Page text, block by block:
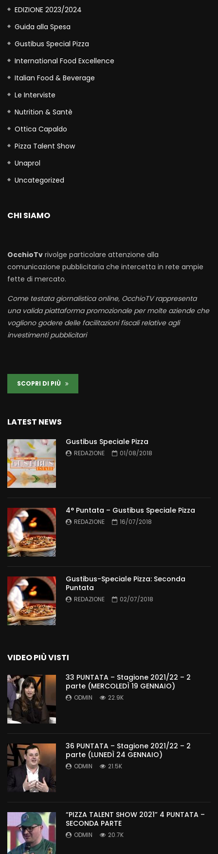
EDIZIONE 2023/2024
Guida alla Spesa
Gustibus Special Pizza
International Food Excellence
Italian Food & Beverage
Le Interviste
Nutrition & Santè
Ottica Capaldo
Pizza Talent Show
Unaprol
Uncategorized
CHI SIAMO
OcchioTv rivolge particolare attenzione alla
comunicazione pubblicitaria che intercetta in rete ampie
fette di mercato.
Come testata giornalistica online, OcchioTV rappresenta
una valida piattaforma promozionale per molte aziende che
vogliono godere delle facilitazioni fiscali relative agli
investimenti pubblicitari
SCOPRI DI PIÙ
LATEST NEWS
Gustibus Speciale Pizza
REDAZIONE 01/08/2018
4° Puntata – Gustibus Speciale Pizza
REDAZIONE 16/07/2018
Gustibus-Speciale Pizza: Seconda
Puntata
REDAZIONE 02/07/2018
VIDEO PIÙ VISTI
33 PUNTATA – Stagione 2021/22 – 2
parte (MERCOLEDÌ 19 GENNAIO)
ODMIN 22.9K
36 PUNTATA – Stagione 2021/22 – 2
parte (LUNEDÌ 24 GENNAIO)
ODMIN 21.5K
“PIZZA TALENT SHOW 2021” 4 PUNTATA –
SECONDA PARTE
ODMIN 20.7K